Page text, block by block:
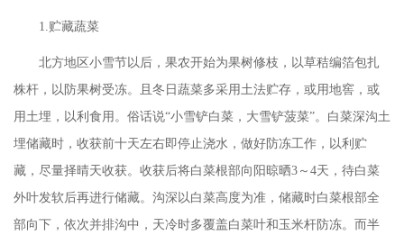
1.贮藏蔬菜
北方地区小雪节以后，果农开始为果树修枝，以草秸编箔包扎
株杆，以防果树受冻。且冬日蔬菜多采用土法贮存，或用地窖，或
用土埋，以利食用。俗话说“小雪铲白菜，大雪铲菠菜”。白菜深沟土
埋储藏时，收获前十天左右即停止浇水，做好防冻工作，以利贮
藏，尽量择晴天收获。收获后将白菜根部向阳晾晒3～4天，待白菜
外叶发软后再进行储藏。沟深以白菜高度为准，储藏时白菜根部全
部向下，依次并排沟中，天冷时多覆盖白菜叶和玉米杆防冻。而半